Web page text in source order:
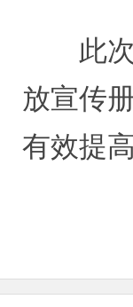
此
放宣传
有效提